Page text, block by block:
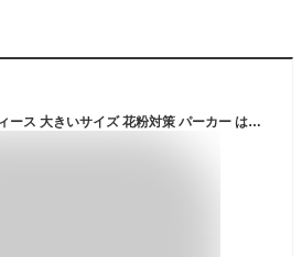
アウター ジャケット レディース 大きいサイズ 花粉対策 パーカー はっ水 ブルゾン UVカット 軽い 軽tet 春 S M L LL 3L 4L 5L 6L 8L 10L カーキ ネイビー アイボリー ブルーグレー ベージュ ニッセン nissen